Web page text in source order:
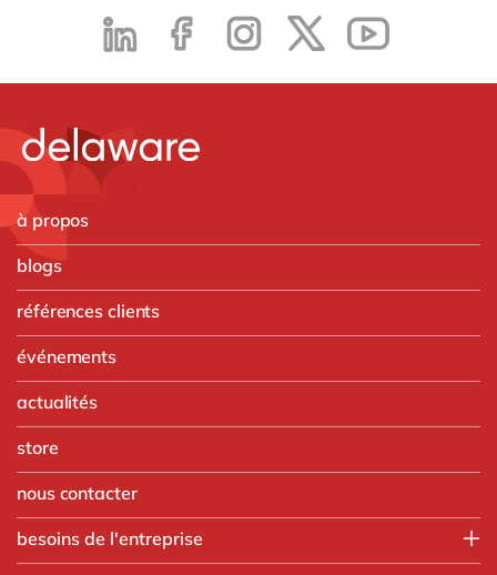
à propos
blogs
références clients
événements
actualités
store
nous contacter
besoins de l'entreprise